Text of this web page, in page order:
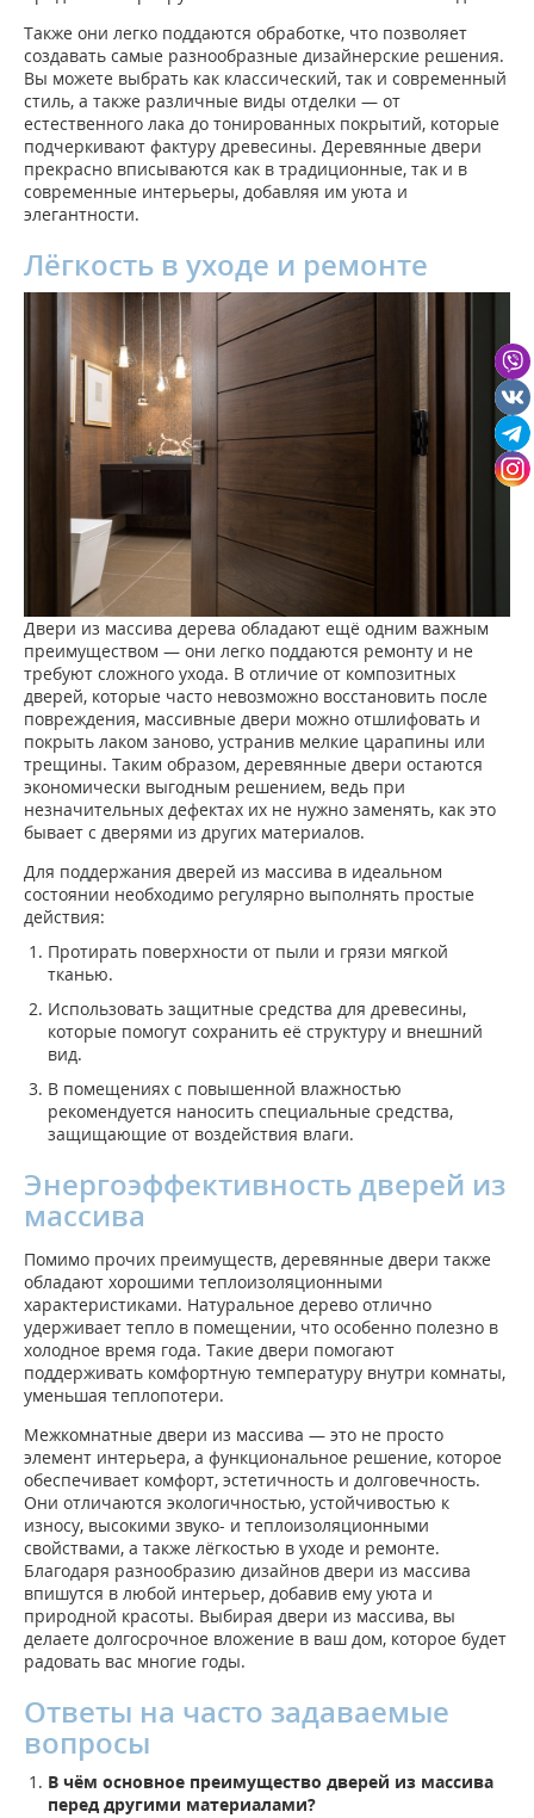
Также они легко поддаются обработке, что позволяет
создавать самые разнообразные дизайнерские решения.
Вы можете выбрать как классический, так и современный
стиль, а также различные виды отделки — от
естественного лака до тонированных покрытий, которые
подчеркивают фактуру древесины. Деревянные двери
прекрасно вписываются как в традиционные, так и в
современные интерьеры, добавляя им уюта и
элегантности.
Лёгкость в уходе и ремонте
Двери из массива дерева обладают ещё одним важным
преимуществом — они легко поддаются ремонту и не
требуют сложного ухода. В отличие от композитных
дверей, которые часто невозможно восстановить после
повреждения, массивные двери можно отшлифовать и
покрыть лаком заново, устранив мелкие царапины или
трещины. Таким образом, деревянные двери остаются
экономически выгодным решением, ведь при
незначительных дефектах их не нужно заменять, как это
бывает с дверями из других материалов.
Для поддержания дверей из массива в идеальном
состоянии необходимо регулярно выполнять простые
действия:
Протирать поверхности от пыли и грязи мягкой
тканью.
Использовать защитные средства для древесины,
которые помогут сохранить её структуру и внешний
вид.
В помещениях с повышенной влажностью
рекомендуется наносить специальные средства,
защищающие от воздействия влаги.
Энергоэффективность дверей из
массива
Помимо прочих преимуществ, деревянные двери также
обладают хорошими теплоизоляционными
характеристиками. Натуральное дерево отлично
удерживает тепло в помещении, что особенно полезно в
холодное время года. Такие двери помогают
поддерживать комфортную температуру внутри комнаты,
уменьшая теплопотери.
Межкомнатные двери из массива — это не просто
элемент интерьера, а функциональное решение, которое
обеспечивает комфорт, эстетичность и долговечность.
Они отличаются экологичностью, устойчивостью к
износу, высокими звуко- и теплоизоляционными
свойствами, а также лёгкостью в уходе и ремонте.
Благодаря разнообразию дизайнов двери из массива
впишутся в любой интерьер, добавив ему уюта и
природной красоты. Выбирая двери из массива, вы
делаете долгосрочное вложение в ваш дом, которое будет
радовать вас многие годы.
Ответы на часто задаваемые
вопросы
В чём основное преимущество дверей из массива
перед другими материалами?